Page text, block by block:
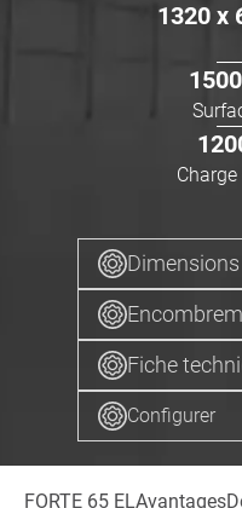
1320 x
Dimensions
Fiche
Configurer
FORTE 65 ELAvantages